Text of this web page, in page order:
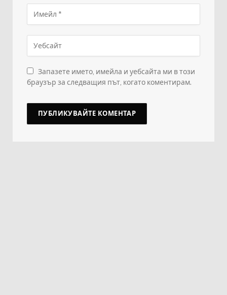
Запазете името, имейла и уебсайта ми в този
браузър за следващия път, когато коментирам.